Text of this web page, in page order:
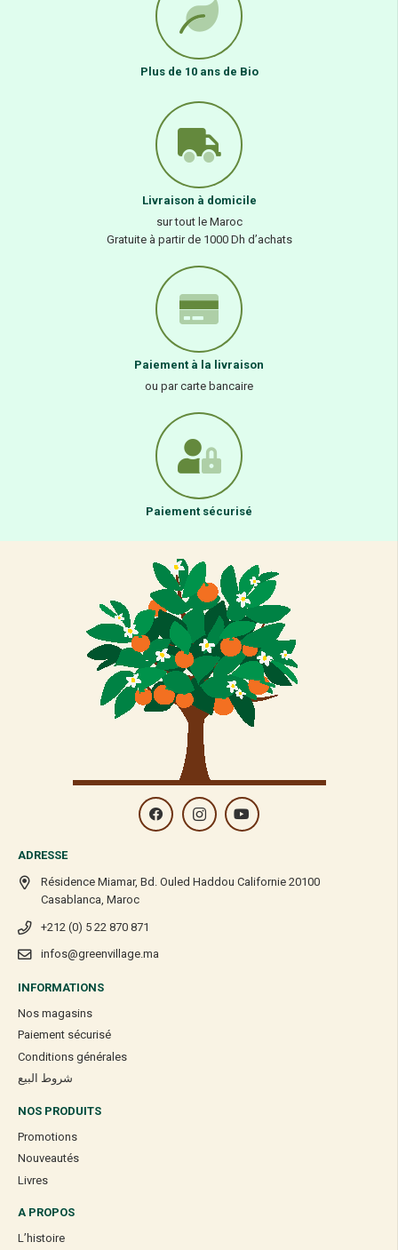
Plus de 10 ans de Bio
Livraison à domicile
sur tout le Maroc
Gratuite à partir de 1000 Dh d’achats
Paiement à la livraison
ou par carte bancaire
Paiement sécurisé
ADRESSE
Résidence Miamar, Bd. Ouled Haddou Californie 20100
Casablanca, Maroc
+212 (0) 5 22 870 871
infos@greenvillage.ma
INFORMATIONS
Nos magasins
Paiement sécurisé
Conditions générales
شروط البيع
NOS PRODUITS
Promotions
Nouveautés
Livres
A PROPOS
L’histoire